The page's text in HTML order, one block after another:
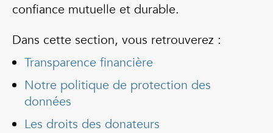
confiance mutuelle et durable.
Dans cette section, vous retrouverez :
Transparence financière
Notre politique de protection des
données
Les droits des donateurs